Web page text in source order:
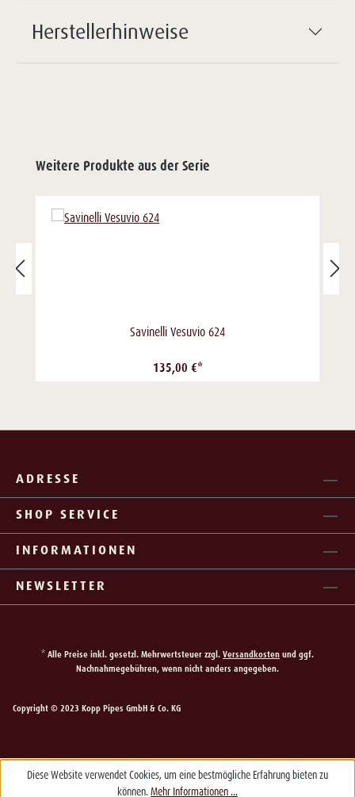
Herstellerhinweise
Weitere Produkte aus der Serie
Savinelli Vesuvio 624
135,00 €*
ADRESSE
SHOP SERVICE
INFORMATIONEN
NEWSLETTER
* Alle Preise inkl. gesetzl. Mehrwertsteuer zzgl. Versandkosten und ggf.
Nachnahmegebühren, wenn nicht anders angegeben.
Copyright © 2023 Kopp Pipes GmbH & Co. KG
Diese Website verwendet Cookies, um eine bestmögliche Erfahrung bieten zu
können.Mehr Informationen ...